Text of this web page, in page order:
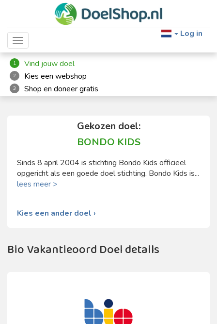
Toggle navigation
Log in
1 Vind jouw doel
2 Kies een webshop
3 Shop en doneer gratis
Gekozen doel:
BONDO KIDS
Sinds 8 april 2004 is stichting Bondo Kids officieel
opgericht als een goede doel stichting. Bondo Kids is...
lees meer >
Kies een ander doel ›
Bio Vakantieoord Doel details